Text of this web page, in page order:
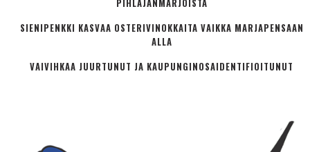
PIHLAJANMARJOISTA
SIENIPENKKI KASVAA OSTERIVINOKKAITA VAIKKA MARJAPENSAAN
ALLA
VAIVIHKAA JUURTUNUT JA KAUPUNGINOSA­IDENTIFIOITUNUT